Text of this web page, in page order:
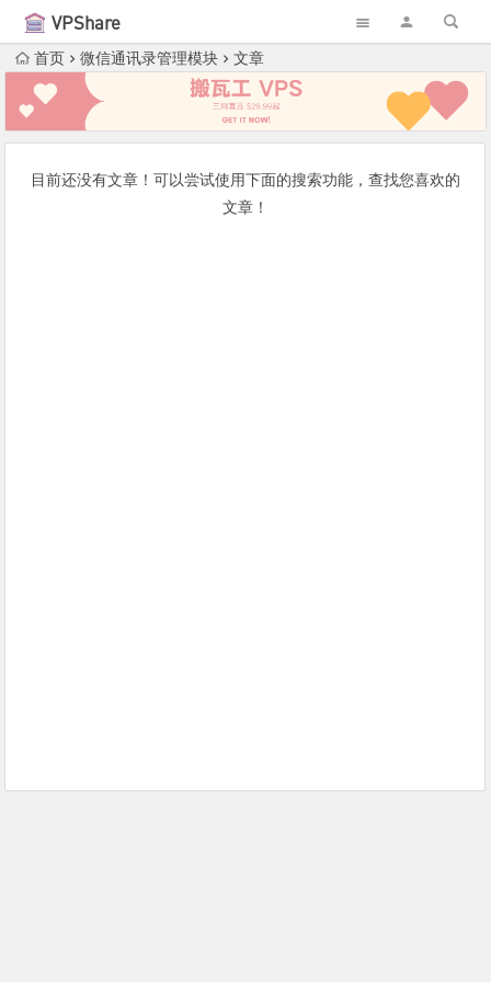
VPShare
首页 微信通讯录管理模块 文章
目前还没有文章！可以尝试使用下面的搜索功能，查找您喜欢的
文章！